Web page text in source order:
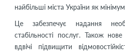
найбільші міста України як
Це забезпечує надання
стабільності послуг. Також
вдвічі підвищити